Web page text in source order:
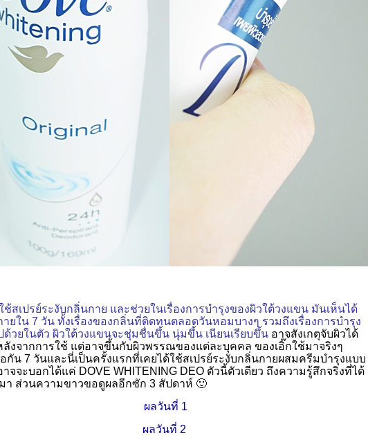
ช้สเปรย์ระงับกลิ่นกาย และช่วยในเรื่องการบำรุงของผิวใต้วงแขน มันเห็นได้
ายใน 7 วัน ทั้งเรื่องของกลิ่นที่ติดทนตลอดวันหอมบางๆ รวมถึงเรื่องการบำรุง
ด้วยในตัว ผิวใต้วงแขนจะชุ่มชื่นขึ้น นุ่มขึ้น เนียนเรียบขึ้น อาจสังเกตุจับผิวได้
ลังจากการใช้ แต่อาจขึ้นกับผิวพรรณของแต่ละบุคคล ของเอิ๊กใช้มาจริงๆ
กัน 7 วันและนี่เป็นครั้งแรกที่เคยได้ใช้สเปรย์ระงับกลิ่นกายผสมครีมบำรุงแบบ
าจจะบอกได้แค่ DOVE WHITENING DEO ตัวนี้ตัวเดียว ถึงความรู้สึกจริงที่ได้
า ส่วนความขาวขอดูผลอีกซัก 3 สัปดาห์ 🙂
ผลวันที่ 1
ผลวันที่ 2